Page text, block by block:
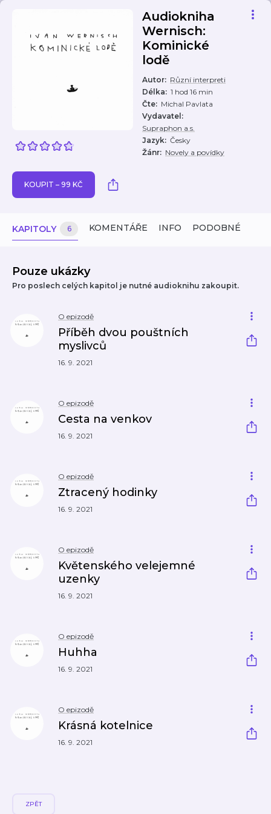
Audiokniha
Wernisch:
Kominické
lodě
Autor: Různí interpreti
Délka: 1 hod 16 min
Čte: Michal Pavlata
Vydavatel :
Supraphon a.s.
Jazyk: Česky
Žánr: Novely a povídky
KOUPIT – 99 KČ
KAPITOLY 6 KOMENTÁŘE INFO PODOBNÉ
Pouze ukázky
Pro poslech celých kapitol je nutné audioknihu zakoupit.
O epizodě
Příběh dvou pouštních
myslivců
16. 9. 2021
O epizodě
Cesta na venkov
16. 9. 2021
O epizodě
Ztracený hodinky
16. 9. 2021
O epizodě
Květenského velejemné
uzenky
16. 9. 2021
O epizodě
Huhha
16. 9. 2021
O epizodě
Krásná kotelnice
16. 9. 2021
ZPĚT